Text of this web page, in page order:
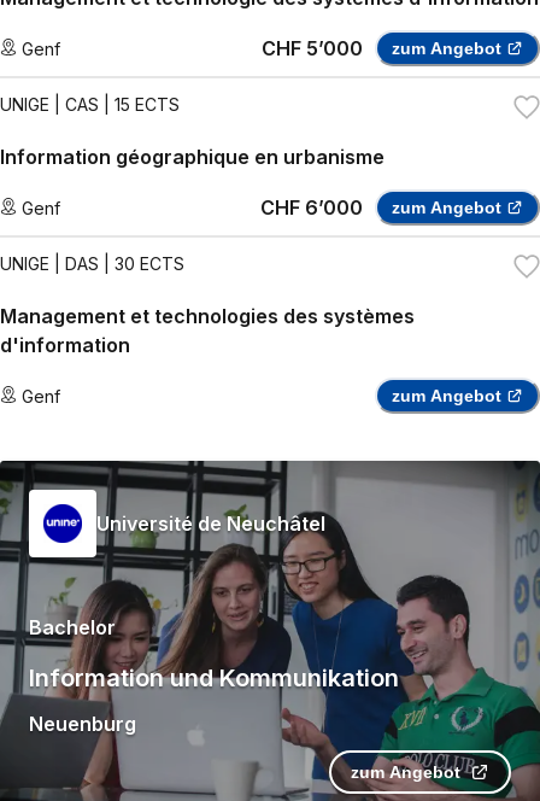
Genf CHF 5’000 zum Angebot
UNIGE | CAS | 15 ECTS
Information géographique en urbanisme
Genf CHF 6’000 zum Angebot
UNIGE | DAS | 30 ECTS
Management et technologies des systèmes
d'information
Genf zum Angebot
Université de Neuchâtel
Bachelor
Information und Kommunikation
Neuenburg
zum Angebot